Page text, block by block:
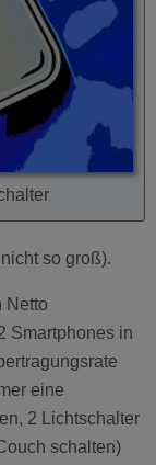
so groß).
Netto
Smartphones in
eine
2 Lichtschalter
schalten)